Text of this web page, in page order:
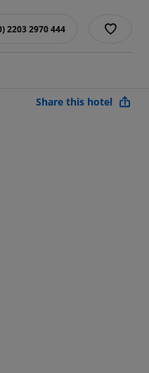
2203 2970 444
Share this hotel